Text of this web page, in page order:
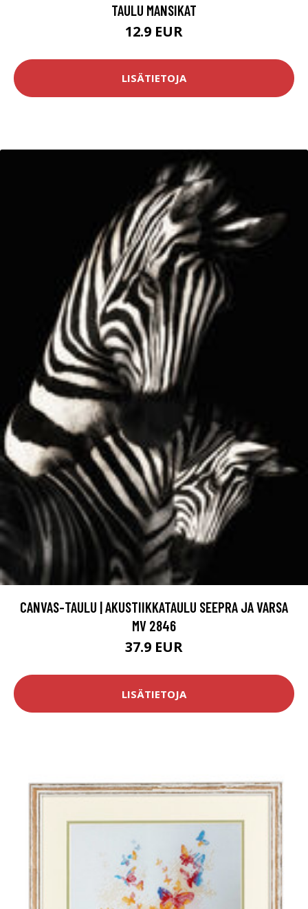
TAULU MANSIKAT
12.9 EUR
LISÄTIETOJA
CANVAS-TAULU | AKUSTIIKKATAULU SEEPRA JA VARSA
MV 2846
37.9 EUR
LISÄTIETOJA